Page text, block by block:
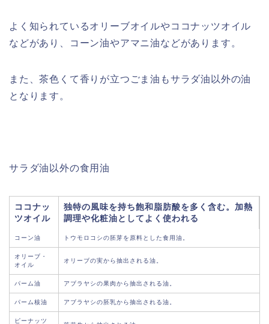
よく知られているオリーブオイルやココナッツオイル
などがあり、コーン油やアマニ油などがあります。
また、茶色くて香りが立つごま油もサラダ油以外の油
となります。
サラダ油以外の食用油
ココナッ
ツオイル
独特の風味を持ち飽和脂肪酸を多く含む。加熱
調理や化粧油としてよく使われる
コーン油 トウモロコシの胚芽を原料とした食用油。
オリーブ・
オイル
オリーブの実から抽出される油。
パーム油 アブラヤシの果肉から抽出される油。
パーム核油 アブラヤシの胚乳から抽出される油。
ピーナッツ